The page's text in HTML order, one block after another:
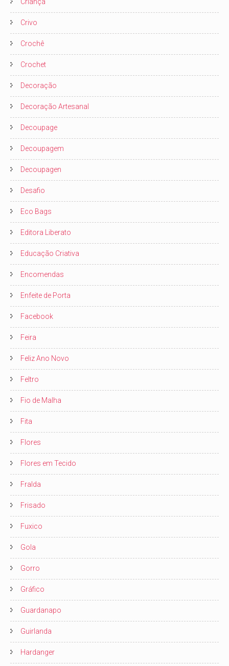
Crivo
Crochê
Crochet
Decoração
Decoração Artesanal
Decoupage
Decoupagem
Decoupagen
Desafio
Eco Bags
Editora Liberato
Educação Criativa
Encomendas
Enfeite de Porta
Facebook
Feira
Feliz Ano Novo
Feltro
Fio de Malha
Fita
Flores
Flores em Tecido
Fralda
Frisado
Fuxico
Gola
Gorro
Gráfico
Guardanapo
Guirlanda
Hardanger